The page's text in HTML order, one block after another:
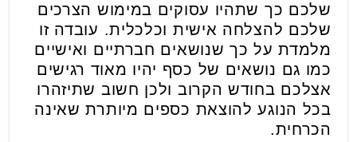
שלכם כך שתהיו עסוקים במימוש הצרכים
שלכם להצלחה אישית וכלכלית. עובדה זו
מלמדת על כך שנושאים חברתיים ואישיים
כמו גם נושאים של כסף יהיו מאוד רגישים
אצלכם בחודש הקרוב ולכן חשוב שתיזהרו
בכל הנוגע להוצאת כספים מיותרת שאינה
הכרחית.